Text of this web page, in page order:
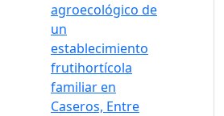
agroecológico de
un
establecimiento
frutihortícola
familiar en
Caseros, Entre